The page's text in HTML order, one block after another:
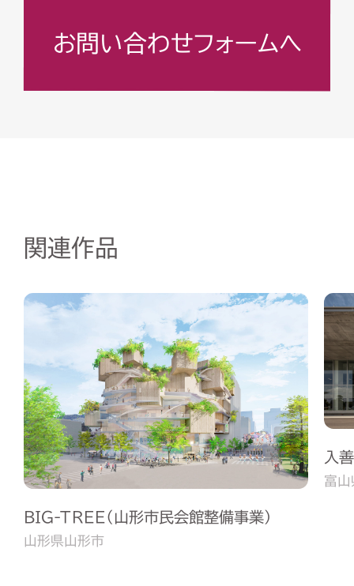
お問い合わせフォームへ
関連作品
BIG-TREE（山形市民会館整備事業）
山形県山形市
入
富山